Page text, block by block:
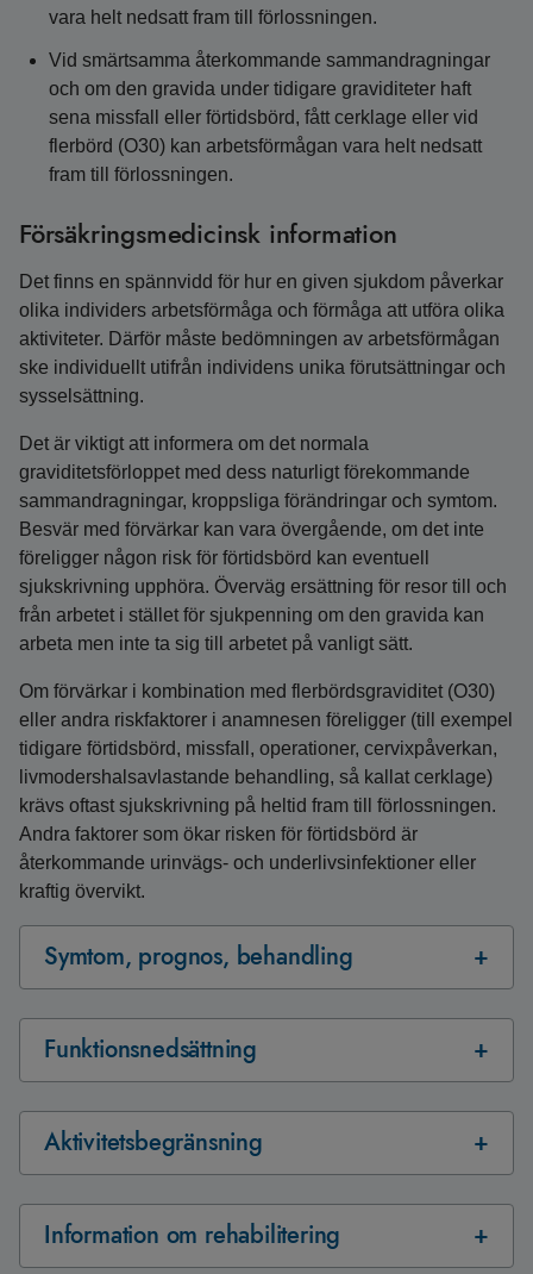
vara helt nedsatt fram till förlossningen.
Vid smärtsamma återkommande sammandragningar
och om den gravida under tidigare graviditeter haft
sena missfall eller förtidsbörd, fått cerklage eller vid
flerbörd (O30) kan arbetsförmågan vara helt nedsatt
fram till förlossningen.
Försäkringsmedicinsk information
Det finns en spännvidd för hur en given sjukdom påverkar
olika individers arbetsförmåga och förmåga att utföra olika
aktiviteter. Därför måste bedömningen av arbetsförmågan
ske individuellt utifrån individens unika förutsättningar och
sysselsättning.
Det är viktigt att informera om det normala
graviditetsförloppet med dess naturligt förekommande
sammandragningar, kroppsliga förändringar och symtom.
Besvär med förvärkar kan vara övergående, om det inte
föreligger någon risk för förtidsbörd kan eventuell
sjukskrivning upphöra. Överväg ersättning för resor till och
från arbetet i stället för sjukpenning om den gravida kan
arbeta men inte ta sig till arbetet på vanligt sätt.
Om förvärkar i kombination med flerbördsgraviditet (O30)
eller andra riskfaktorer i anamnesen föreligger (till exempel
tidigare förtidsbörd, missfall, operationer, cervixpåverkan,
livmodershalsavlastande behandling, så kallat cerklage)
krävs oftast sjukskrivning på heltid fram till förlossningen.
Andra faktorer som ökar risken för förtidsbörd är
återkommande urinvägs- och underlivsinfektioner eller
kraftig övervikt.
Symtom, prognos, behandling
Funktionsnedsättning
Aktivitetsbegränsning
Information om rehabilitering